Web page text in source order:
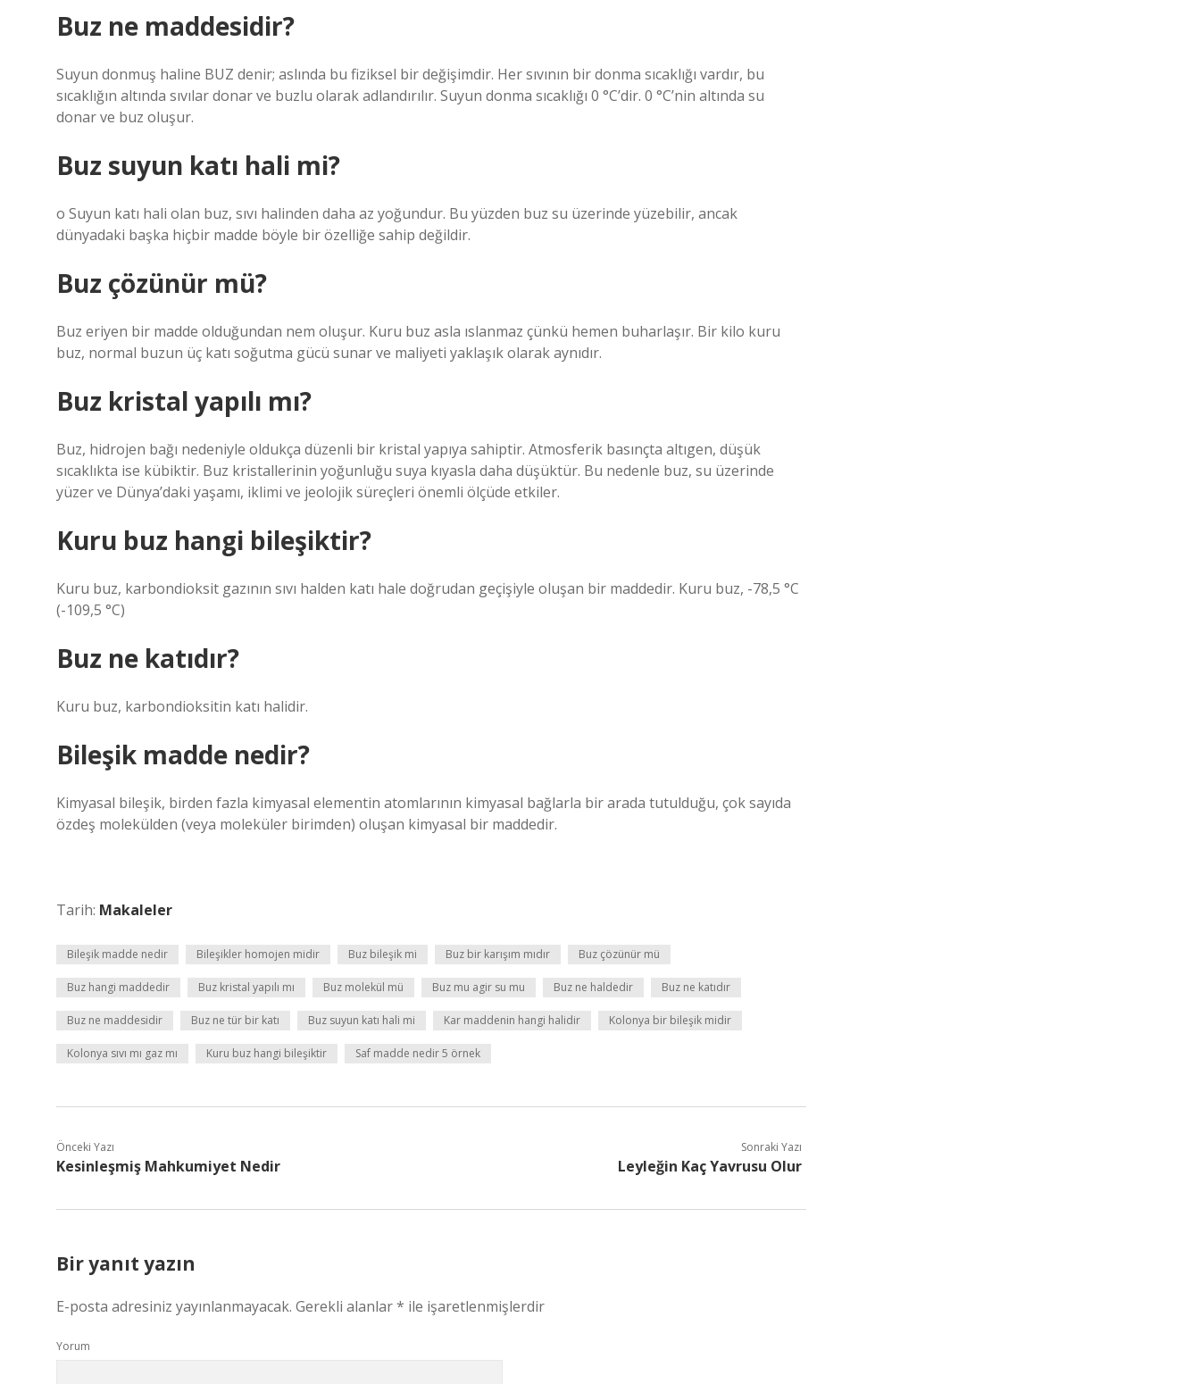
Buz ne maddesidir?
Suyun donmuş haline BUZ denir; aslında bu fiziksel bir değişimdir. Her sıvının bir donma sıcaklığı vardır, bu
sıcaklığın altında sıvılar donar ve buzlu olarak adlandırılır. Suyun donma sıcaklığı 0 °C’dir. 0 °C’nin altında su
donar ve buz oluşur.
Buz suyun katı hali mi?
o Suyun katı hali olan buz, sıvı halinden daha az yoğundur. Bu yüzden buz su üzerinde yüzebilir, ancak
dünyadaki başka hiçbir madde böyle bir özelliğe sahip değildir.
Buz çözünür mü?
Buz eriyen bir madde olduğundan nem oluşur. Kuru buz asla ıslanmaz çünkü hemen buharlaşır. Bir kilo kuru
buz, normal buzun üç katı soğutma gücü sunar ve maliyeti yaklaşık olarak aynıdır.
Buz kristal yapılı mı?
Buz, hidrojen bağı nedeniyle oldukça düzenli bir kristal yapıya sahiptir. Atmosferik basınçta altıgen, düşük
sıcaklıkta ise kübiktir. Buz kristallerinin yoğunluğu suya kıyasla daha düşüktür. Bu nedenle buz, su üzerinde
yüzer ve Dünya’daki yaşamı, iklimi ve jeolojik süreçleri önemli ölçüde etkiler.
Kuru buz hangi bileşiktir?
Kuru buz, karbondioksit gazının sıvı halden katı hale doğrudan geçişiyle oluşan bir maddedir. Kuru buz, -78,5 °C
(-109,5 °C)
Buz ne katıdır?
Kuru buz, karbondioksitin katı halidir.
Bileşik madde nedir?
Kimyasal bileşik, birden fazla kimyasal elementin atomlarının kimyasal bağlarla bir arada tutulduğu, çok sayıda
özdeş molekülden (veya moleküler birimden) oluşan kimyasal bir maddedir.
Tarih: Makaleler
Bileşik madde nedir Bileşikler homojen midir Buz bileşik mi Buz bir karışım mıdır Buz çözünür mü
Buz hangi maddedir Buz kristal yapılı mı Buz molekül mü Buz mu agir su mu Buz ne haldedir Buz ne katıdır
Buz ne maddesidir Buz ne tür bir katı Buz suyun katı hali mi Kar maddenin hangi halidir Kolonya bir bileşik midir
Kolonya sıvı mı gaz mı Kuru buz hangi bileşiktir Saf madde nedir 5 örnek
Önceki Yazı
Kesinleşmiş Mahkumiyet Nedir
Sonraki Yazı
Leyleğin Kaç Yavrusu Olur
Bir yanıt yazın
E-posta adresiniz yayınlanmayacak. Gerekli alanlar* ile işaretlenmişlerdir
Yorum